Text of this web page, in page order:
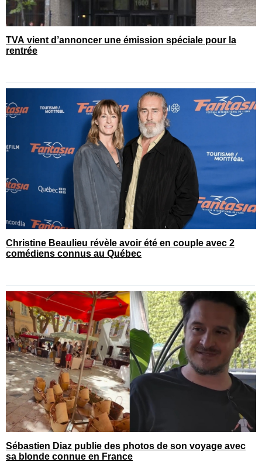
TVA vient d’annoncer une émission spéciale pour la
rentrée
Christine Beaulieu révèle avoir été en couple avec 2
comédiens connus au Québec
Sébastien Diaz publie des photos de son voyage avec
sa blonde connue en France